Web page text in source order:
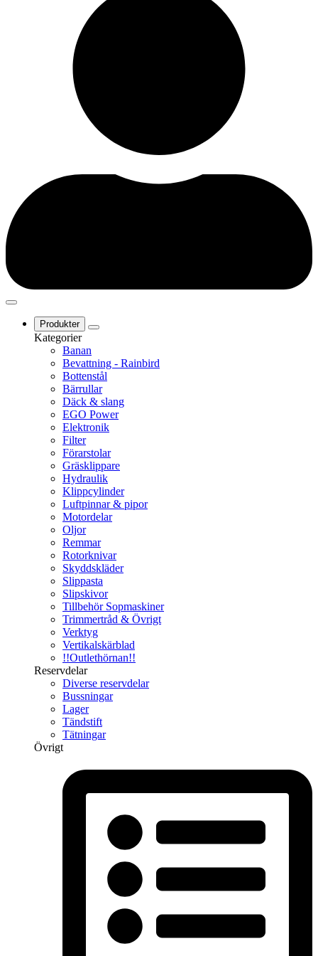
Produkter
Kategorier
Banan
Bevattning - Rainbird
Bottenstål
Bärrullar
Däck & slang
EGO Power
Elektronik
Filter
Förarstolar
Gräsklippare
Hydraulik
Klippcylinder
Luftpinnar & pipor
Motordelar
Oljor
Remmar
Rotorknivar
Skyddskläder
Slippasta
Slipskivor
Tillbehör Sopmaskiner
Trimmertråd & Övrigt
Verktyg
Vertikalskärblad
!!Outlethörnan!!
Reservdelar
Diverse reservdelar
Bussningar
Lager
Tändstift
Tätningar
Övrigt